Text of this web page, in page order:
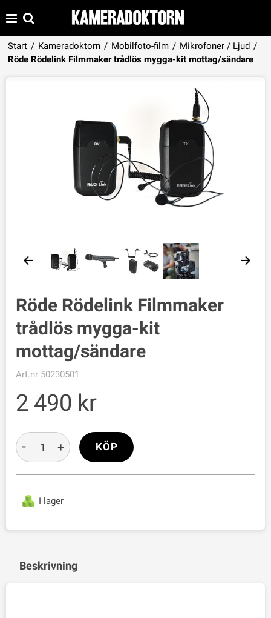
Start / Kameradoktorn / Mobilfoto-film / Mikrofoner / Ljud /
Röde Rödelink Filmmaker trådlös mygga-kit mottag/sändare
Produkten har lagts i din varukorg
Röde Rödelink Filmmaker
trådlös mygga-kit
mottag/sändare
Art.nr 50230501
2 490
I lager
- + KÖP
Beskrivning